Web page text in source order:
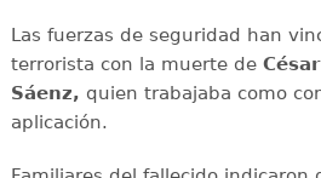
Las fuerzas de seguridad han
terrorista con la muerte de
Sáenz, quien trabajaba como
aplicación.